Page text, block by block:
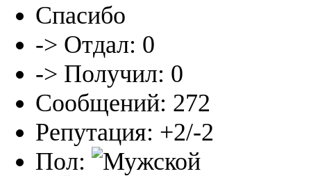
Спасибо
-> Отдал: 0
-> Получил: 0
Сообщений: 272
Репутация: +2/-2
Пол: